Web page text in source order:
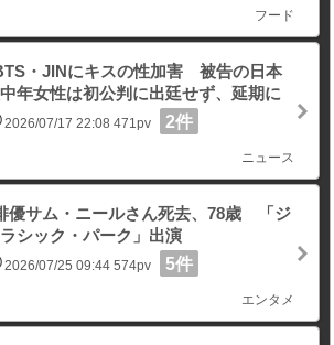
フード
・JINにキスの性加害 被告の日本
中年女性は初公判に出廷せず、延期に
2026/07/17 22:08 471pv 2件
ニュース
優サム・ニールさん死去、78歳 「ジ
シック・パーク」出演
2026/07/25 09:44 574pv 5件
エンタメ